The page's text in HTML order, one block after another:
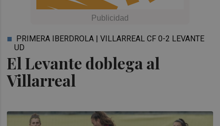
El Levante doblega al
Villarreal
PRIMERA IBERDROLA | VILLARREAL CF 0-2 LEVANTE
UD